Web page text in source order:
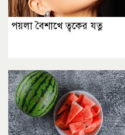
পয়লা বৈশাখে ত্বকের যত্ন